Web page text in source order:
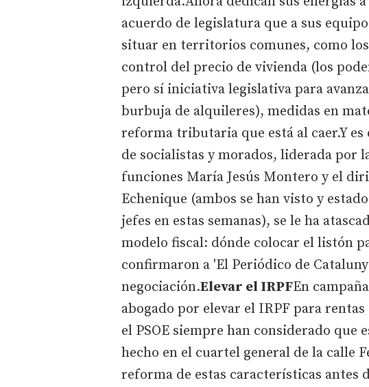
acuerdo de legislatura que a sus
situar en territorios comunes, como
control del precio de vivienda (los
pero sí iniciativa legislativa para
burbuja de alquileres), medidas en
reforma tributaria que está al caer.Y
de socialistas y morados, liderada por
funciones María Jesús Montero y el
Echenique (ambos se han visto y
jefes en estas semanas), se le ha
modelo fiscal: dónde colocar el listón
confirmaron a 'El Periódico de
negociación.Elevar el IRPFEn
abogado por elevar el IRPF para
el PSOE siempre han considerado que
hecho en el cuartel general de la calle
reforma de estas características antes